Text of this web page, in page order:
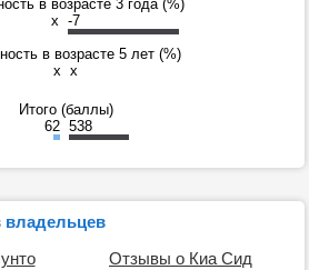
в возрасте 3 года (%)
x -7
в возрасте 5 лет (%)
x x
Итого (баллы)
62 538
владельцев
Отзывы о Киа Сид